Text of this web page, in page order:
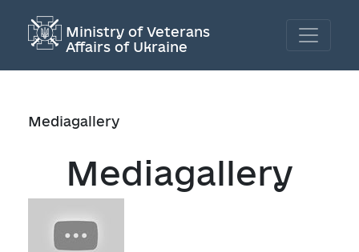
Ministry of Veterans
Affairs of Ukraine
Mediagallery
Mediagallery